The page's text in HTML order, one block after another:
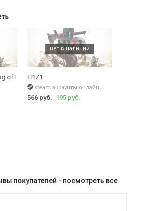
карты и просторы для
с друзьями, создав мощную армию,
в новой игре не только отличный
поддерживать свой организм,
of the Kill , Z1 Battle Royale)
H1Z1
steam аккаунты онлайн
566 руб. 195 руб.
покупателей - посмотреть все